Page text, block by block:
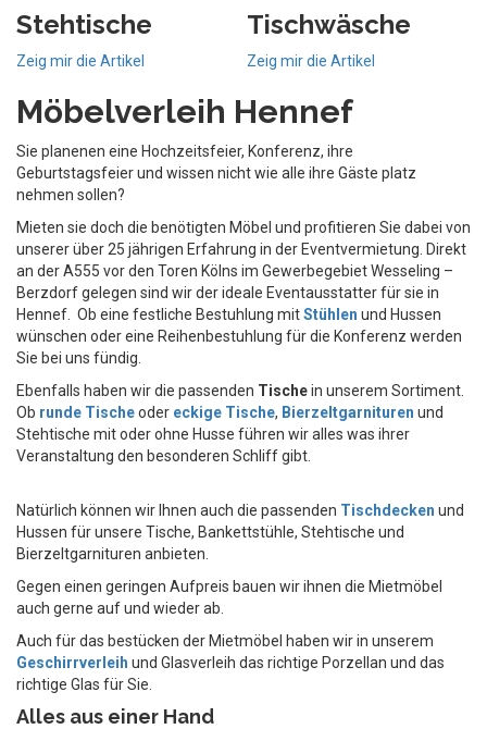
Stehtische
Zeig mir die Artikel
Tischwäsche
Zeig mir die Artikel
Möbelverleih Hennef
Sie planenen eine Hochzeitsfeier, Konferenz, ihre
Geburtstagsfeier und wissen nicht wie alle ihre Gäste platz
nehmen sollen?
Mieten sie doch die benötigten Möbel und profitieren Sie dabei von
unserer über 25 jährigen Erfahrung in der Eventvermietung. Direkt
an der A555 vor den Toren Kölns im Gewerbegebiet Wesseling –
Berzdorf gelegen sind wir der ideale Eventausstatter für sie in
Hennef. Ob eine festliche Bestuhlung mitStühlen und Hussen
wünschen oder eine Reihenbestuhlung für die Konferenz werden
Sie bei uns fündig.
Ebenfalls haben wir die passenden Tischein unserem Sortiment.
Ob runde Tischeoder eckige Tische, Bierzeltgarnituren und
Stehtische mit oder ohne Husse führen wir alles was ihrer
Veranstaltung den besonderen Schliff gibt.
Natürlich können wir Ihnen auch die passenden Tischdecken und
Hussen für unsere Tische, Bankettstühle, Stehtische und
Bierzeltgarnituren anbieten.
Gegen einen geringen Aufpreis bauen wir ihnen die Mietmöbel
auch gerne auf und wieder ab.
Auch für das bestücken der Mietmöbel haben wir in unserem
Geschirrverleih und Glasverleih das richtige Porzellan und das
richtige Glas für Sie.
Alles aus einer Hand